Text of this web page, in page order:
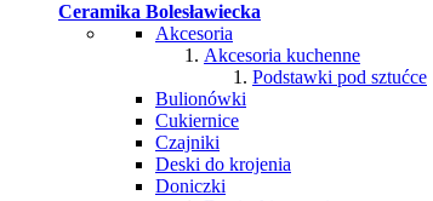
Ceramika Bolesławiecka
Akcesoria
Akcesoria kuchenne
Podstawki pod sztućce
Bulionówki
Cukiernice
Czajniki
Deski do krojenia
Doniczki